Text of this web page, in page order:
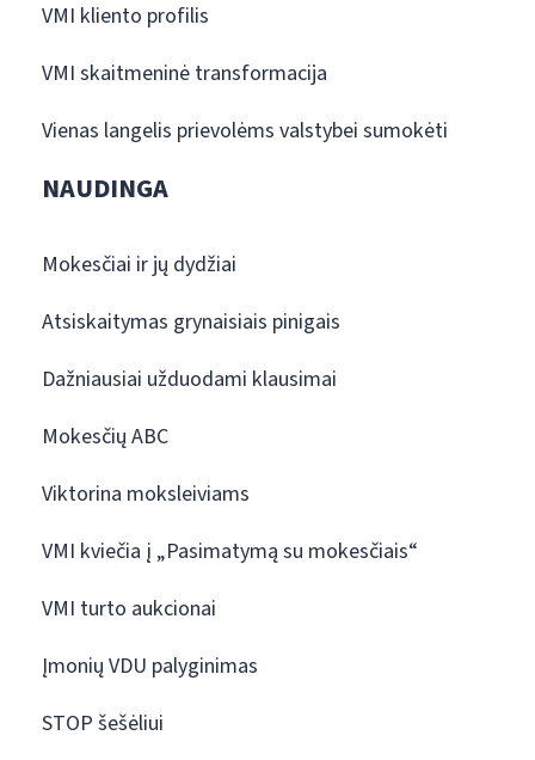
VMI kliento profilis
VMI skaitmeninė transformacija
Vienas langelis prievolėms valstybei sumokėti
NAUDINGA
Mokesčiai ir jų dydžiai
Atsiskaitymas grynaisiais pinigais
Dažniausiai užduodami klausimai
Mokesčių ABC
Viktorina moksleiviams
VMI kviečia į „Pasimatymą su mokesčiais“
VMI turto aukcionai
Įmonių VDU palyginimas
STOP šešėliui